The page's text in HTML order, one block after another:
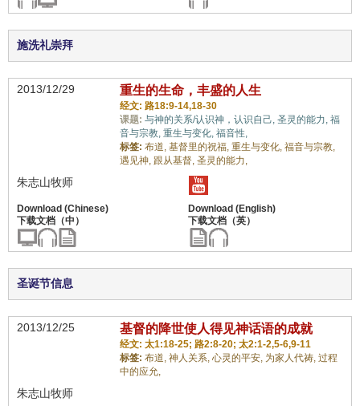
施洗礼崇拜
2013/12/29 重生的生命，丰盛的人生
经文: 路18:9-14,18-30
课题: 与神的关系/认识神，认识自己, 圣灵的能力, 福
音与宗教, 重生与变化, 福音性,
标签: 布道, 基督里的祝福, 重生与变化, 福音与宗教,
遇见神, 跟从基督, 圣灵的能力,
朱志山牧师
圣诞节信息
2013/12/25 基督的降世使人得见神话语的成就
经文: 太1:18-25; 路2:8-20; 太2:1-2,5-6,9-11
标签: 布道, 神人关系, 心灵的平安, 为家人代祷, 过程
中的应允,
朱志山牧师